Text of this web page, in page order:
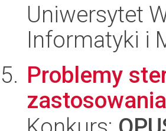
Uniwersytet
Informatyki i
Problemy